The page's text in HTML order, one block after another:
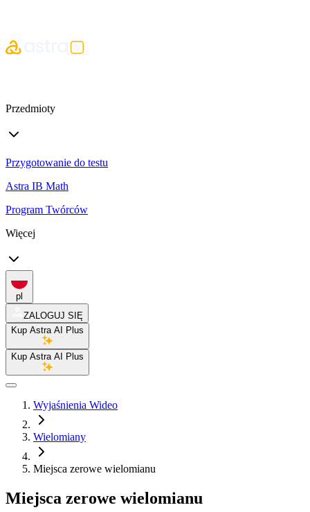
Przedmioty
Przygotowanie do testu
Astra IB Math
Program Twórców
Więcej
pl
ZALOGUJ SIĘ
Kup Astra AI Plus
Kup Astra AI Plus
Wyjaśnienia Wideo
Wielomiany
Miejsca zerowe wielomianu
Miejsca zerowe wielomianu